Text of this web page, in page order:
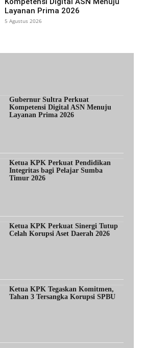
Layanan Prima 2026
5 Agustus 2026
Gubernur Sultra Perkuat
Kompetensi Digital ASN Menuju
Layanan Prima 2026
Ketua KPK Perkuat Pendidikan
Integritas bagi Pelajar Sumba
Timur 2026
Ketua KPK Perkuat Sinergi Tutup
Celah Korupsi Aset Daerah 2026
Ketua KPK Tegaskan Komitmen,
Tahan 3 Tersangka Korupsi SPBU